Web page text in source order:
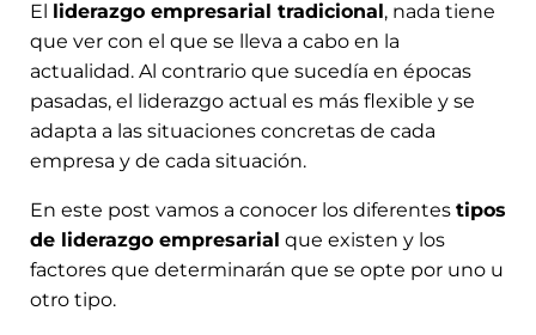
El liderazgo empresarial tradicional, nada tiene
que ver con el que se lleva a cabo en la
actualidad. Al contrario que sucedía en épocas
pasadas, el liderazgo actual es más flexible y se
adapta a las situaciones concretas de cada
empresa y de cada situación.
En este post vamos a conocer los diferentes tipos
de liderazgo empresarial que existen y los
factores que determinarán que se opte por uno u
otro tipo.